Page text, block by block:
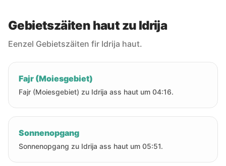
Gebietszäiten haut zu Idrija
Eenzel Gebietszäiten fir Idrija haut.
Fajr (Moiesgebiet)
Fajr (Moiesgebiet) zu Idrija ass haut um 04:16.
Sonnenopgang
Sonnenopgang zu Idrija ass haut um 05:51.